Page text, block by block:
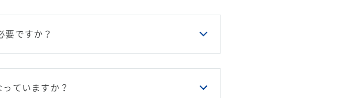
要ですか？
ていますか？